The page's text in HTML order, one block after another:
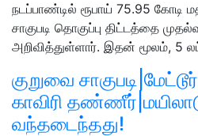
நடப்பாண்டில் ரூபாய் 75.95 கோடி
சாகுபடி தொகுப்பு திட்டத்தை
அறிவித்துள்ளார். இதன் மூலம், 5
குறுவை
காவிரி
வந்தடைந்தது!